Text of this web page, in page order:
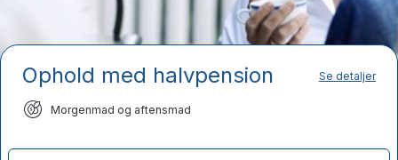
Ophold med halvpension Se detaljer
Morgenmad og aftensmad